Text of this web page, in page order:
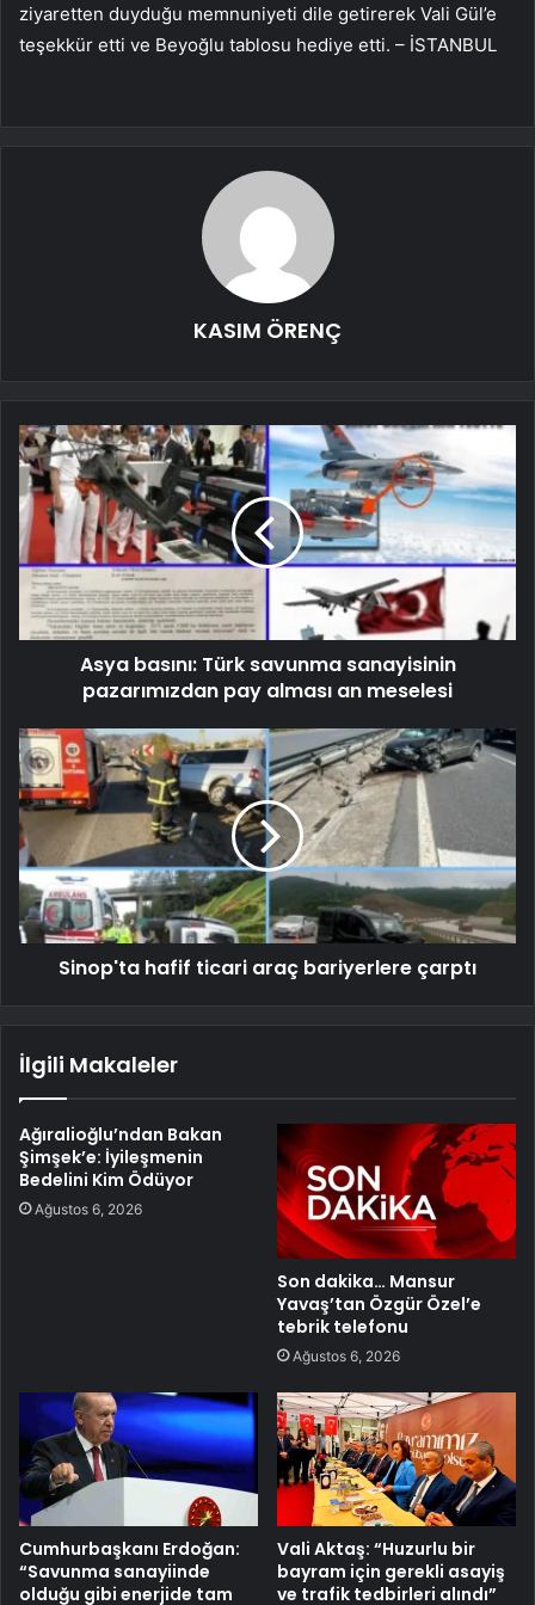
ziyaretten duyduğu memnuniyeti dile getirerek Vali Gül’e
teşekkür etti ve Beyoğlu tablosu hediye etti. – İSTANBUL
KASIM ÖRENÇ
Asya basını: Türk savunma sanayisinin
pazarımızdan pay alması an meselesi
Sinop'ta hafif ticari araç bariyerlere çarptı
İlgili Makaleler
Ağıralioğlu’ndan Bakan
Şimşek’e: İyileşmenin
Bedelini Kim Ödüyor
Ağustos 6, 2026
Son dakika… Mansur
Yavaş’tan Özgür Özel’e
tebrik telefonu
Ağustos 6, 2026
Cumhurbaşkanı Erdoğan:
“Savunma sanayiinde
olduğu gibi enerjide tam
Vali Aktaş: “Huzurlu bir
bayram için gerekli asayiş
ve trafik tedbirleri alındı”